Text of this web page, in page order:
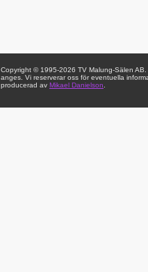
Copyright © 1995-2026 TV Malung-Sälen
anges. Vi reserverar oss för eventuella
producerad av Mikael Danielson